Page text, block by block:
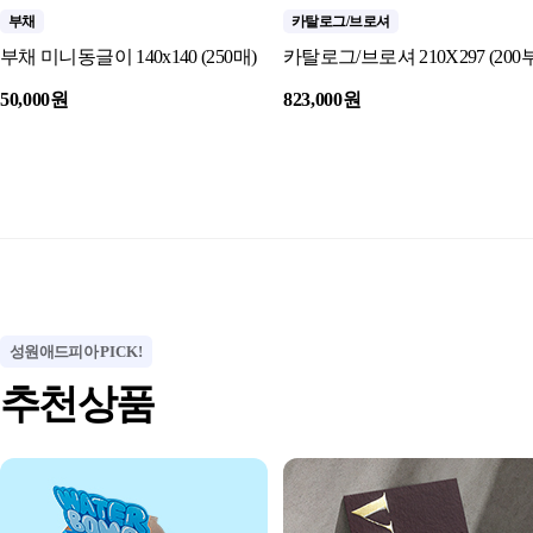
부채
부채 미니동글이 140x140 (250매)
50,000원
카탈로그/브로셔
카탈로그/브로셔 210X297 (200
823,000원
추천상품
성원애드피아PICK!